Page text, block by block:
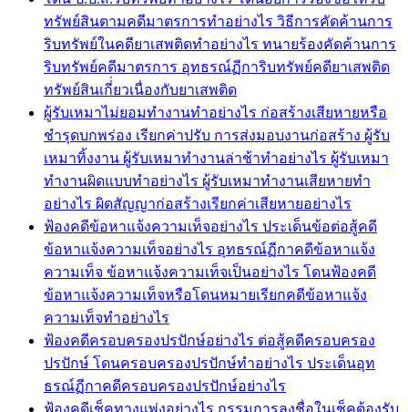
ทรัพย์สินตามคดีมาตรการทำอย่างไร วิธีการคัดค้านการ
ริบทรัพย์ในคดียาเสพติดทำอย่างไร ทนายร้องคัดค้านการ
ริบทรัพย์คดีมาตรการ อุทธรณ์ฏีการิบทรัพย์คดียาเสพติด
ทรัพย์สินเกี่่ยวเนื่องกับยาเสพติด
ผู้รับเหมาไม่ยอมทำงานทำอย่างไร ก่อสร้างเสียหายหรือ
ชำรุดบกพร่อง เรียกค่าปรับ การส่งมอบงานก่อสร้าง ผู้รับ
เหมาทิ้งงาน ผู้รับเหมาทำงานล่าช้าทำอย่างไร ผู้รับเหมา
ทำงานผิดแบบทำอย่างไร ผู้รับเหมาทำงานเสียหายทำ
อย่างไร ผิดสัญญาก่อสร้างเรียกค่าเสียหายอย่างไร
ฟ้องคดีข้อหาแจ้งความเท็จอย่างไร ประเด็นข้อต่อสู้คดี
ข้อหาแจ้งความเท็จอย่างไร อุทธรณ์ฏีกาคดีข้อหาแจ้ง
ความเท็จ ข้อหาแจ้งความเท็จเป็นอย่างไร โดนฟ้องคดี
ข้อหาแจ้งความเท็จหรือโดนหมายเรียกคดีข้อหาแจ้ง
ความเท็จทำอย่างไร
ฟ้องคดีครอบครองปรปักษ์อย่างไร ต่อสู้คดีครอบครอง
ปรปักษ์ โดนครอบครองปรปักษ์ทำอย่างไร ประเด็นอุท
ธรณ์ฏีกาคดีครอบครองปรปักษ์อย่างไร
ฟ้องคดีเช็คทางแพ่งอย่างไร กรรมการลงชื่อในเช็คต้องรับ